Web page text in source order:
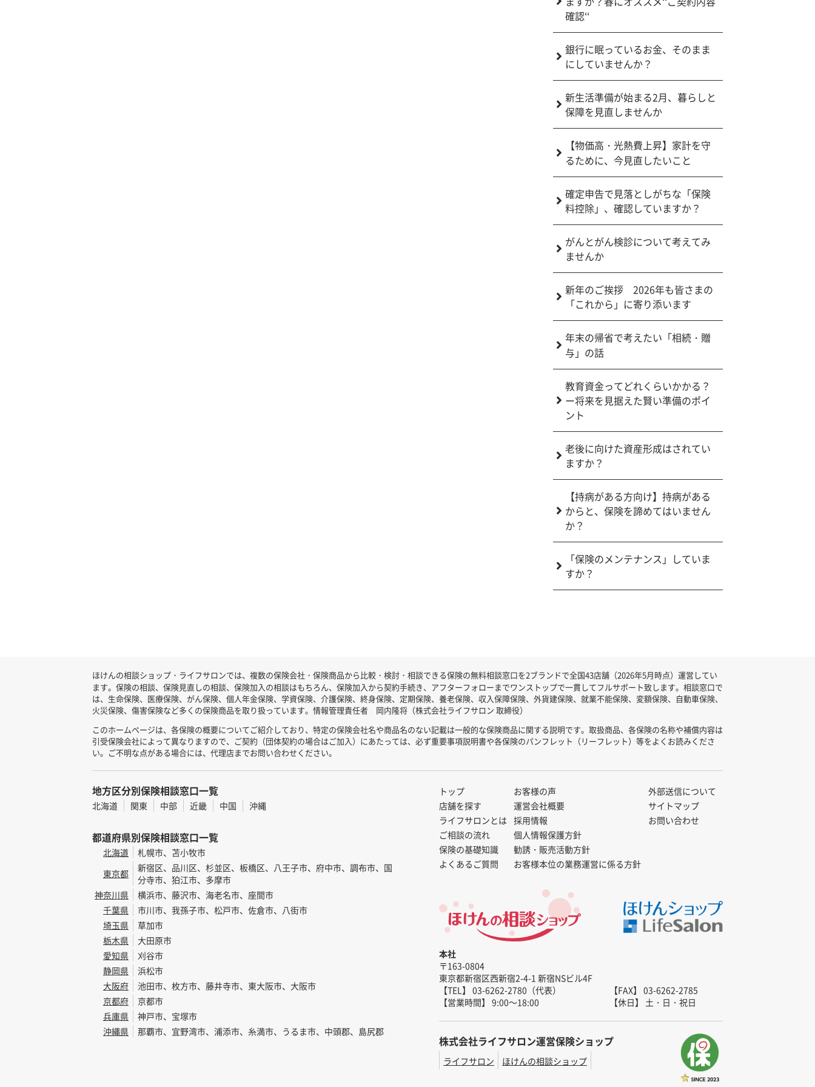
確認‘‘
銀行に眠っているお金、そのまま
にしていませんか？
新生活準備が始まる2月、暮らしと
保障を見直しませんか
【物価高・光熱費上昇】家計を守
るために、今見直したいこと
確定申告で見落としがちな「保険
料控除」、確認していますか？
がんとがん検診について考えてみ
ませんか
新年のご挨拶 2026年も皆さまの
「これから」に寄り添います
年末の帰省で考えたい「相続・贈
与」の話
教育資金ってどれくらいかかる？
ー将来を見据えた賢い準備のポイ
ント
老後に向けた資産形成はされてい
ますか？
【持病がある方向け】持病がある
からと、保険を諦めてはいません
か？
「保険のメンテナンス」していま
すか？
ほけんの相談ショップ・ライフサロンでは、複数の保険会社・保険商品から比較・検討・相談できる保険の無料相談窓口を2ブランドで全国43店舗（2026年5月時点）運営してい
ます。保険の相談、保険見直しの相談、保険加入の相談はもちろん、保険加入から契約手続き、アフターフォローまでワンストップで一貫してフルサポート致します。相談窓口で
は、生命保険、医療保険、がん保険、個人年金保険、学資保険、介護保険、終身保険、定期保険、養老保険、収入保障保険、外貨建保険、就業不能保険、変額保険、自動車保険、
火災保険、傷害保険など多くの保険商品を取り扱っています。情報管理責任者 岡内隆将（株式会社ライフサロン 取締役）
このホームページは、各保険の概要についてご紹介しており、特定の保険会社名や商品名のない記載は一般的な保険商品に関する説明です。取扱商品、各保険の名称や補償内容は
引受保険会社によって異なりますので、ご契約（団体契約の場合はご加入）にあたっては、必ず重要事項説明書や各保険のパンフレット（リーフレット）等をよくお読みくださ
い。ご不明な点がある場合には、代理店までお問い合わせください。
地方区分別保険相談窓口一覧
北海道 関東 中部 近畿 中国 沖縄
都道府県別保険相談窓口一覧
北海道
札幌市、苫小牧市
東京都
新宿区、品川区、杉並区、板橋区、八王子市、府中市、調布市、国
分寺市、狛江市、多摩市
神奈川県
横浜市、藤沢市、海老名市、座間市
千葉県
市川市、我孫子市、松戸市、佐倉市、八街市
埼玉県
草加市
栃木県
大田原市
愛知県
刈谷市
静岡県
浜松市
大阪府
池田市、枚方市、藤井寺市、東大阪市、大阪市
京都府
京都市
兵庫県
神戸市、宝塚市
沖縄県
那覇市、宜野湾市、浦添市、糸満市、うるま市、中頭郡、島尻郡
トップ
店舗を探す
ライフサロンとは
ご相談の流れ
保険の基礎知識
よくあるご質問
お客様の声
運営会社概要
採用情報
個人情報保護方針
勧誘・販売活動方針
お客様本位の業務運営に係る方針
外部送信について
サイトマップ
お問い合わせ
本社
〒163-0804
東京都新宿区西新宿2-4-1 新宿NSビル4F
【TEL】 03-6262-2780（代表）
【FAX】 03-6262-2785
【営業時間】 9:00～18:00
【休日】 土・日・祝日
株式会社ライフサロン運営保険ショップ
ライフサロン ほけんの相談ショップ